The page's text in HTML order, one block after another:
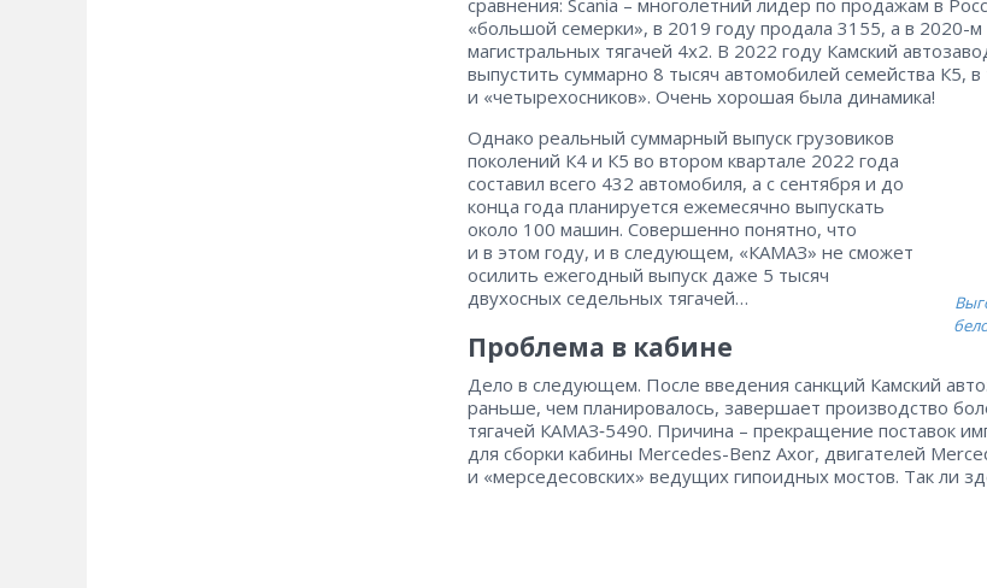
«большой семерки», в 2019 году продала 3155, а в 2020-м
магистральных тягачей 4х2. В 2022 году Камский
выпустить суммарно 8 тысяч автомобилей семейства К5,
и «четырехосников». Очень хорошая была динамика!
Однако реальный суммарный выпуск грузовиков
поколений К4 и К5 во втором квартале 2022 года
составил всего 432 автомобиля, а с сентября и до
конца года планируется ежемесячно выпускать
около 100 машин. Совершенно понятно, что
и в этом году, и в следующем, «КАМАЗ» не сможет
осилить ежегодный выпуск даже 5 тысяч
двухосных седельных тягачей…
Проблема в кабине
Дело в следующем. После введения санкций Камский
раньше, чем планировалось, завершает производство
тягачей КАМАЗ‑5490. Причина – ​прекращение поставок
для сборки кабины Mercedes-Benz Axor, двигателей
и «мерседесовских» ведущих гипоидных мостов. Так ли